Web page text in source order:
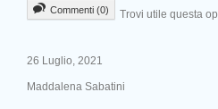
Commenti (0) Trovi utile questa
26 Luglio, 2021
Maddalena Sabatini